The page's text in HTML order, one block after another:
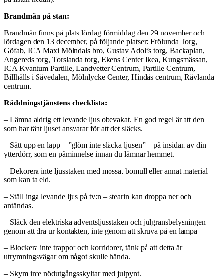
Brandmän på stan:
Brandmän finns på plats lördag förmiddag den 29 november och
lördagen den 13 december, på följande platser: Frölunda Torg,
Göfab, ICA Maxi Mölndals bro, Gustav Adolfs torg, Backaplan,
Angereds torg, Torslanda torg, Ekens Center Ikea, Kungsmässan,
ICA Kvantum Partille, Landvetter Centrum, Partille Centrum,
Billhälls i Sävedalen, Mölnlycke Center, Hindås centrum, Rävlanda
centrum.
Räddningstjänstens checklista:
– Lämna aldrig ett levande ljus obevakat. En god regel är att den
som har tänt ljuset ansvarar för att det släcks.
– Sätt upp en lapp – ”glöm inte släcka ljusen” – på insidan av din
ytterdörr, som en påminnelse innan du lämnar hemmet.
– Dekorera inte ljusstaken med mossa, bomull eller annat material
som kan ta eld.
– Ställ inga levande ljus på tv:n – stearin kan droppa ner och
antändas.
– Släck den elektriska adventsljusstaken och julgransbelysningen
genom att dra ur kontakten, inte genom att skruva på en lampa
– Blockera inte trappor och korridorer, tänk på att detta är
utrymningsvägar om något skulle hända.
– Skym inte nödutgångsskyltar med julpynt.